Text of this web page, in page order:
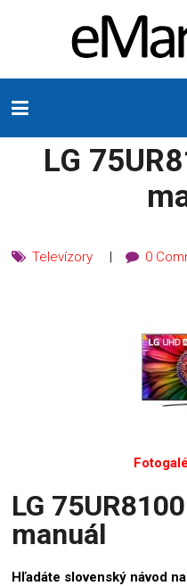
LG
Televízory 0
LG
manuál
Hľadáte slovenský návod